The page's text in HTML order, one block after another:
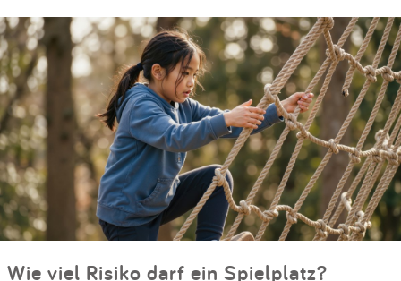
Wie viel Risiko darf ein Spielplatz?